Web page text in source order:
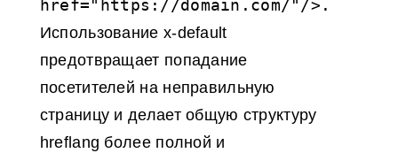
href=" https://domain.com/" />.
Использование x-default
предотвращает попадание
посетителей на неправильную
страницу и делает общую структуру
hreflang более полной и